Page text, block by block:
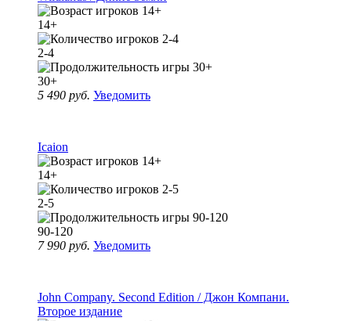
14+
2-4
30+
5 490 руб. Уведомить
Icaion
14+
2-5
90-120
7 990 руб. Уведомить
John Company. Second Edition / Джон Компани.
Второе издание